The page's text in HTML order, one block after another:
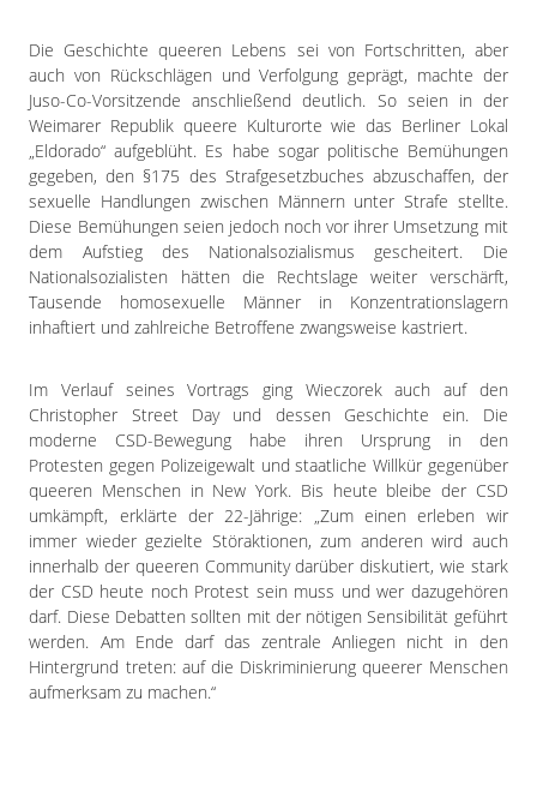
Die Geschichte queeren Lebens sei von Fortschritten, aber
auch von Rückschlägen und Verfolgung geprägt, machte der
Juso-Co-Vorsitzende anschließend deutlich. So seien in der
Weimarer Republik queere Kulturorte wie das Berliner Lokal
„Eldorado“ aufgeblüht. Es habe sogar politische Bemühungen
gegeben, den §175 des Strafgesetzbuches abzuschaffen, der
sexuelle Handlungen zwischen Männern unter Strafe stellte.
Diese Bemühungen seien jedoch noch vor ihrer Umsetzung mit
dem Aufstieg des Nationalsozialismus gescheitert. Die
Nationalsozialisten hätten die Rechtslage weiter verschärft,
Tausende homosexuelle Männer in Konzentrationslagern
inhaftiert und zahlreiche Betroffene zwangsweise kastriert.
Im Verlauf seines Vortrags ging Wieczorek auch auf den
Christopher Street Day und dessen Geschichte ein. Die
moderne CSD-Bewegung habe ihren Ursprung in den
Protesten gegen Polizeigewalt und staatliche Willkür gegenüber
queeren Menschen in New York. Bis heute bleibe der CSD
umkämpft, erklärte der 22-Jährige: „Zum einen erleben wir
immer wieder gezielte Störaktionen, zum anderen wird auch
innerhalb der queeren Community darüber diskutiert, wie stark
der CSD heute noch Protest sein muss und wer dazugehören
darf. Diese Debatten sollten mit der nötigen Sensibilität geführt
werden. Am Ende darf das zentrale Anliegen nicht in den
Hintergrund treten: auf die Diskriminierung queerer Menschen
aufmerksam zu machen.“